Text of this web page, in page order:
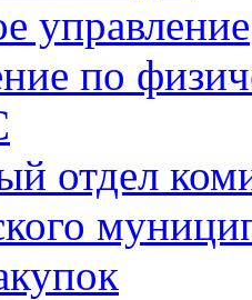
управление
по
отдел